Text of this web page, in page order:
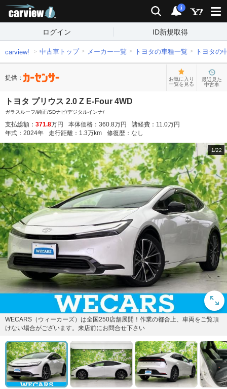
検索 通知
i
ログイン ID新規取得
carview! 中古車トップ メーカー一覧 トヨタの車種一覧 トヨタの
提供：
お気に入り
一覧を見る
最近見た
中古車
トヨタ プリウス 2.0 Z E-Four 4WD
ガラスルーフ/純正/SDナビ/デジタルインナ/
支払総額： 371.8万円 本体価格： 360.8万円 諸経費： 11.0万円
年式： 2024年 走行距離： 1.3万km 修復歴： なし
1/22
WECARS（ウィーカーズ）は全国250店舗展開！作業の都合上、車両をご覧頂
けない場合がございます。来店前にお問合せ下さい